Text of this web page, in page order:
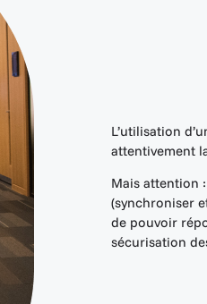
L’utilisation
attentivement
Mais attention
(synchroniser
de pouvoir
sécurisation